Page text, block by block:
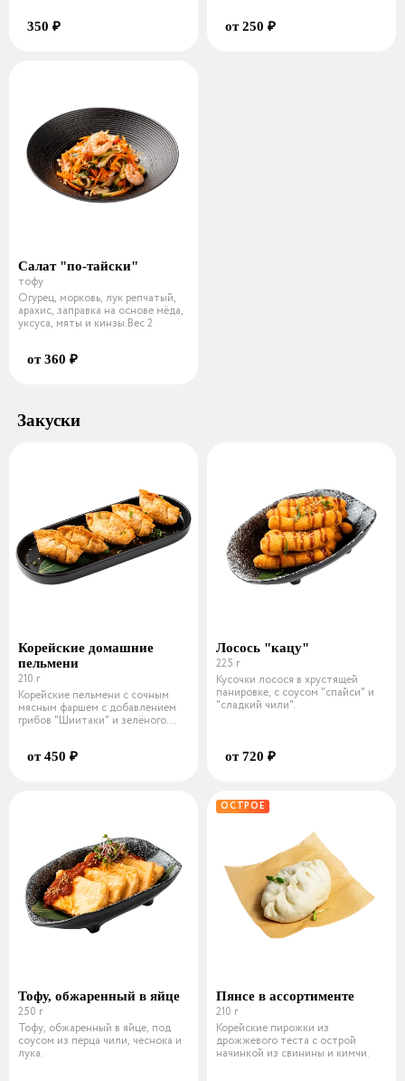
350 ₽ от 250 ₽
Салат "по-тайски"
тофу
Огурец, морковь, лук репчатый,
арахис, заправка на основе мёда,
уксуса, мяты и кинзы.Вес 2
от 360 ₽
Закуски
Корейские домашние
пельмени
210 г
Корейские пельмени с сочным
мясным фаршем с добавлением
грибов "Шиитаки" и зелёного
от 450 ₽
Лосось "кацу"
225 г
Кусочки лосося в хрустящей
панировке, с соусом "спайси" и
"сладкий чили".
от 720 ₽
Тофу, обжаренный в яйце
250 г
Тофу, обжаренный в яйце, под
соусом из перца чили, чеснока и
лука.
ОСТРОЕ
Пянсе в ассортименте
210 г
Корейские пирожки из
дрожжевого теста с острой
начинкой из свинины и кимчи.